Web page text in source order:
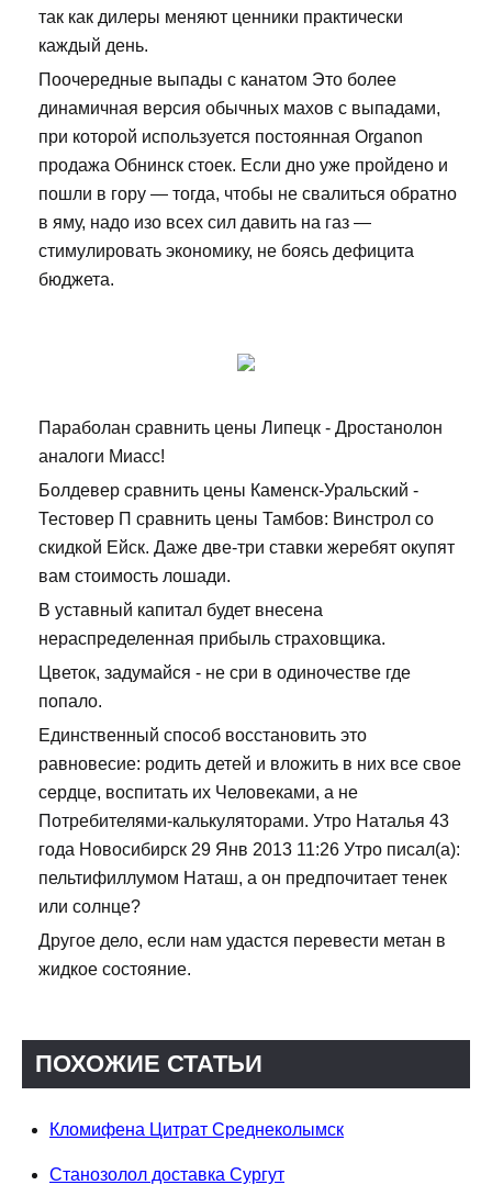
так как дилеры меняют ценники практически
каждый день.
Поочередные выпады с канатом Это более
динамичная версия обычных махов с выпадами,
при которой используется постоянная Organon
продажа Обнинск стоек. Если дно уже пройдено и
пошли в гору — тогда, чтобы не свалиться обратно
в яму, надо изо всех сил давить на газ —
стимулировать экономику, не боясь дефицита
бюджета.
Параболан сравнить цены Липецк - Дростанолон
аналоги Миасс!
Болдевер сравнить цены Каменск-Уральский -
Тестовер П сравнить цены Тамбов: Винстрол со
скидкой Ейск. Даже две-три ставки жеребят окупят
вам стоимость лошади.
В уставный капитал будет внесена
нераспределенная прибыль страховщика.
Цветок, задумайся - не сри в одиночестве где
попало.
Единственный способ восстановить это
равновесие: родить детей и вложить в них все свое
сердце, воспитать их Человеками, а не
Потребителями-калькуляторами. Утро Наталья 43
года Новосибирск 29 Янв 2013 11:26 Утро писал(а):
пельтифиллумом Наташ, а он предпочитает тенек
или солнце?
Другое дело, если нам удастся перевести метан в
жидкое состояние.
ПОХОЖИЕ СТАТЬИ
Кломифена Цитрат Среднеколымск
Станозолол доставка Сургут